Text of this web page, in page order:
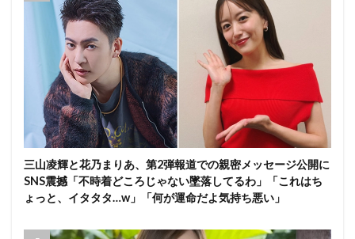
三山凌輝と花乃まりあ、第2弾報道での親密メッセージ公開に
SNS震撼「不時着どころじゃない墜落してるわ」「これはち
ょっと、イタタタ…w」「何が運命だよ気持ち悪い」